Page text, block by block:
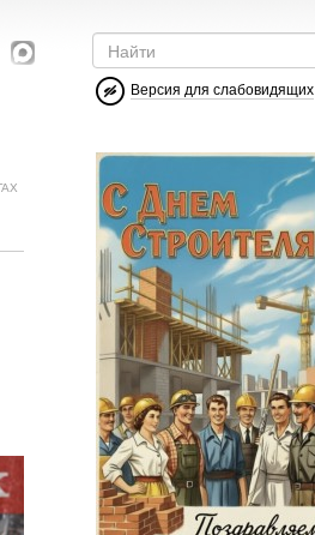
Версия для слабовидящих